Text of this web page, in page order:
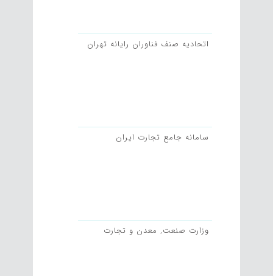
اتحادیه صنف فناوران رایانه تهران
سامانه جامع تجارت ایران
وزارت صنعت, معدن و تجارت